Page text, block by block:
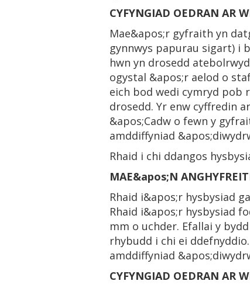
CYFYNGIAD OEDRAN AR
Mae&apos;r gyfraith yn
gynnwys papurau sigart) i
hwn yn drosedd
ogystal &apos;r aelod o
eich bod wedi cymryd pob
drosedd. Yr enw cyffredin
&apos;Cadw o fewn y
amddiffyniad
Rhaid i chi ddangos
MAE&apos;N
Rhaid i&apos;r hysbysiad
Rhaid i&apos;r hysbysiad
mm o uchder. Efallai y
rhybudd i chi ei
amddiffyniad
CYFYNGIAD OEDRAN AR